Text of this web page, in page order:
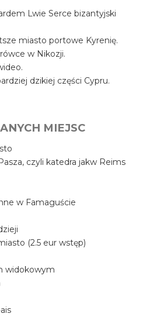
Lwie Serce bizantyjski
miasto portowe Kyrenię.
w Nikozji.
dzikiej części Cypru.
MIEJSC
czyli katedra jakw Reims
w Famaguście
(2.5 eur wstęp)
widokowym